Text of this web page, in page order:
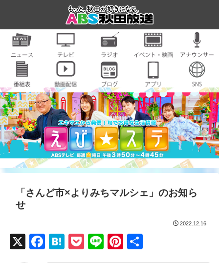
「さんど市×よりみちマルシェ」のお知ら
せ
2022.12.16
X
F
H
P
Li
Pi